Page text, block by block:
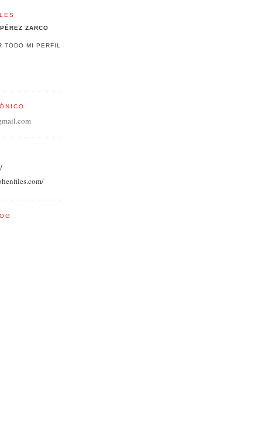
PÉREZ ZARCO
TODO MI PERFIL